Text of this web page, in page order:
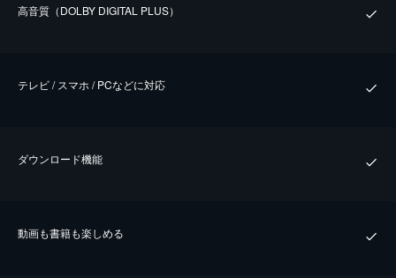
⾼⾳質（DOLBY DIGITAL PLUS）
テレビ / スマホ / PCなどに対応
ダウンロード機能
動画も書籍も楽しめる